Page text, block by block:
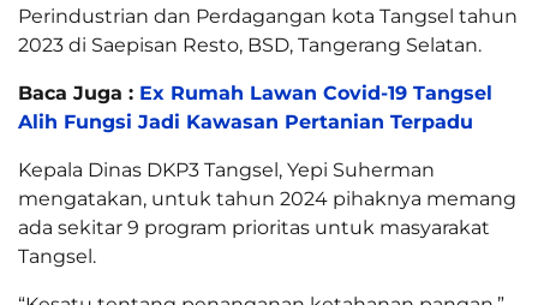
Perindustrian dan Perdagangan kota Tangsel tahun
2023 di Saepisan Resto, BSD, Tangerang Selatan.
Baca Juga : Ex Rumah Lawan Covid-19 Tangsel
Alih Fungsi Jadi Kawasan Pertanian Terpadu
Kepala Dinas DKP3 Tangsel, Yepi Suherman
mengatakan, untuk tahun 2024 pihaknya memang
ada sekitar 9 program prioritas untuk masyarakat
Tangsel.